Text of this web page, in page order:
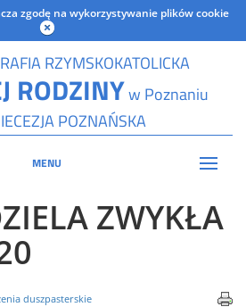
zgodę na wykorzystywanie plików cookie
RODZINYw Poznaniu
POZNAŃSKA
MENU
ZWYKŁA
duszpasterskie